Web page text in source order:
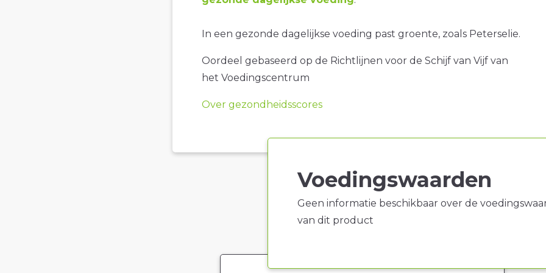
In een gezonde dagelijkse voeding past groente, zoals Peterselie.
Oordeel gebaseerd op de Richtlijnen voor de Schijf van Vijf van
het Voedingscentrum
Over gezondheidsscores
Voedingswaarden
Geen informatie beschikbaar over de
van dit product